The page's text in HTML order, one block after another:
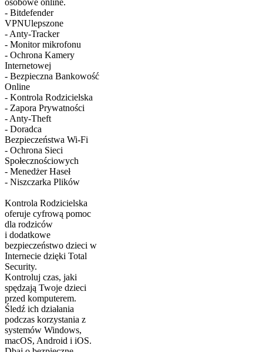
- Bitdefender
VPNUlepszone
- Anty-Tracker
- Monitor mikrofonu
- Ochrona Kamery
Internetowej
- Bezpieczna Bankowość
Online
- Kontrola Rodzicielska
- Zapora Prywatności
- Anty-Theft
- Doradca
Bezpieczeństwa Wi-Fi
- Ochrona Sieci
Społecznościowych
- Menedżer Haseł
- Niszczarka Plików
Kontrola Rodzicielska
oferuje cyfrową pomoc
dla rodziców
i dodatkowe
bezpieczeństwo dzieci w
Internecie dzięki Total
Security.
Kontroluj czas, jaki
spędzają Twoje dzieci
przed komputerem.
Śledź ich działania
podczas korzystania z
systemów Windows,
macOS, Android i iOS.